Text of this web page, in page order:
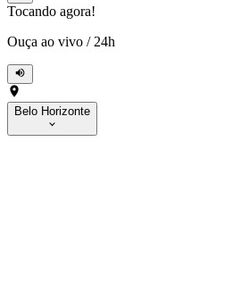
Tocando agora!
Ouça ao vivo / 24h
Belo Horizonte